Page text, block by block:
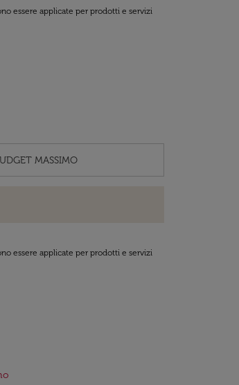
essere applicate per prodotti e servizi
essere applicate per prodotti e servizi